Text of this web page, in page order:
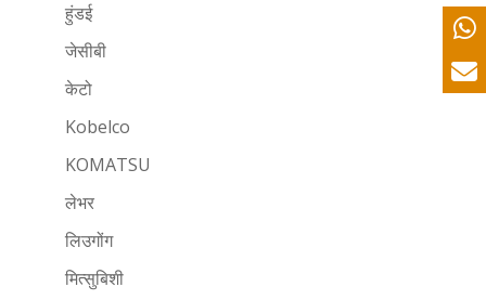
हुंडई
जेसीबी
केटो
Kobelco
KOMATSU
लेभर
लिउगोंग
मित्सुबिशी